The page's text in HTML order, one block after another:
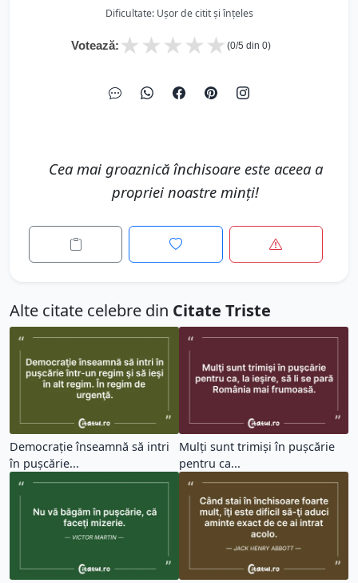
Dificultate: Ușor de citit și înțeles
Votează: ★
★
★
★
★ (0/5 din 0)
Cea mai groaznică închisoare este aceea a
propriei noastre minţi!
Alte citate celebre din Citate Triste
Democraţie înseamnă să intri
în puşcărie...
Mulţi sunt trimişi în puşcărie
pentru ca...